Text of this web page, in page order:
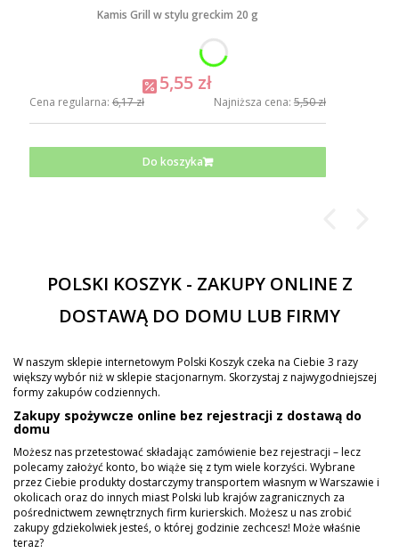
Kamis Grill w stylu greckim 20 g
5,55 zł
Cena regularna: 6,17 zł Najniższa cena: 5,50 zł
Do koszyka
POLSKI KOSZYK - ZAKUPY ONLINE Z
DOSTAWĄ DO DOMU LUB FIRMY
W naszym sklepie internetowym Polski Koszyk czeka na Ciebie 3 razy
większy wybór niż w sklepie stacjonarnym. Skorzystaj z najwygodniejszej
formy zakupów codziennych.
Zakupy spożywcze online bez rejestracji z dostawą do
domu
Możesz nas przetestować składając zamówienie bez rejestracji – lecz
polecamy założyć konto, bo wiąże się z tym wiele korzyści. Wybrane
przez Ciebie produkty dostarczymy transportem własnym w Warszawie i
okolicach oraz do innych miast Polski lub krajów zagranicznych za
pośrednictwem zewnętrznych firm kurierskich. Możesz u nas zrobić
zakupy gdziekolwiek jesteś, o której godzinie zechcesz! Może właśnie
teraz?